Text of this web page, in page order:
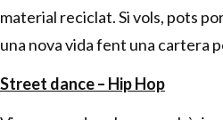
material reciclat. Si vols, pots
una nova vida fent una cartera
Street dance – Hip Hop